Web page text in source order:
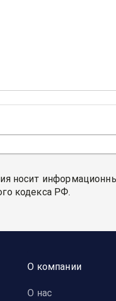
носит
кодекса РФ.
О компании
О нас